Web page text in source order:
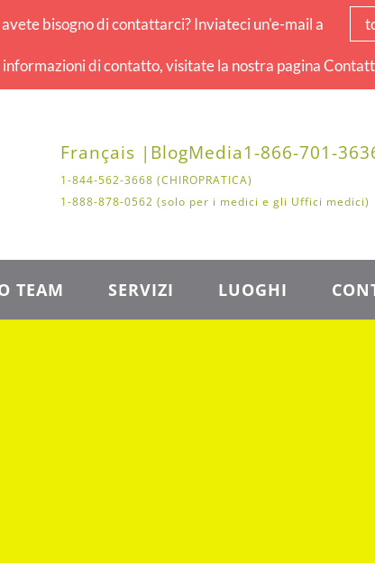
bisogno di contattarci? Inviateci un'e-mail a
di contatto, visitate la nostra pagina
Français | BlogMedia1-866-701-
1-844-562-3668 (CHIROPRATICA)
1-888-878-0562 (solo per i medici e gli Uffici medici)
TEAM SERVIZI LUOGHI